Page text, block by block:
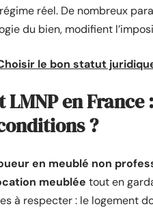
réel. De nombreux
du bien, modifient
le bon statut
LMNP en
?
en meublé non
meublée tout en
à respecter : le logement